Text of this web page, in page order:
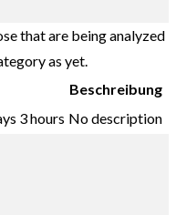
that are being analyzed
as yet.
Beschreibung
3 hours No description